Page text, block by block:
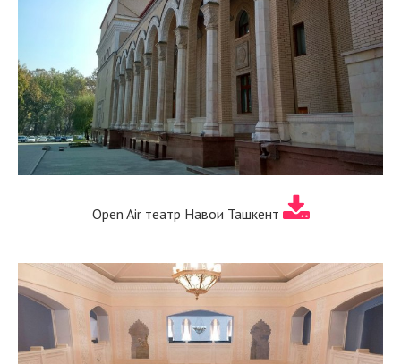
Open Air театр Навои Ташкент